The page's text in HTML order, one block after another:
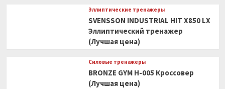
Эллиптические тренажеры
SVENSSON INDUSTRIAL HIT X850 LX
Эллиптический тренажер
(Лучшая цена)
Силовые тренажеры
BRONZE GYM H-005 Кроссовер
(Лучшая цена)